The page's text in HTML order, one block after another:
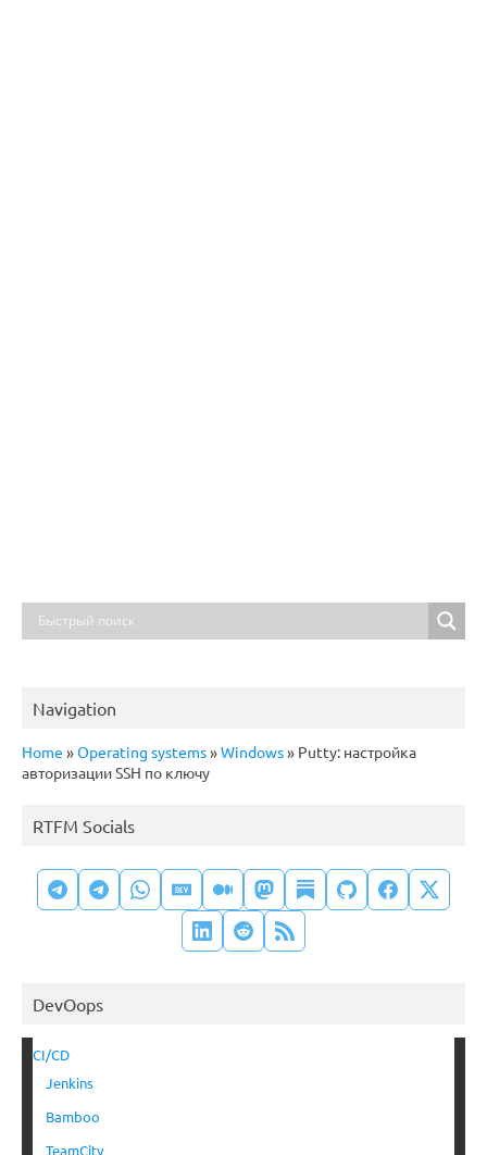
Navigation
Home »Operating systems»Windows» Putty: настройка
авторизации SSH по ключу
RTFM Socials
DevOops
CI/CD
Jenkins
Bamboo
TeamCity